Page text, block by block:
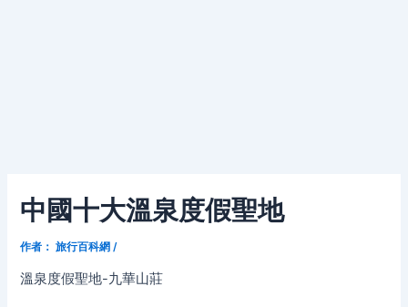
中國十大溫泉度假聖地
作者： 旅行百科網 /
溫泉度假聖地-九華山莊